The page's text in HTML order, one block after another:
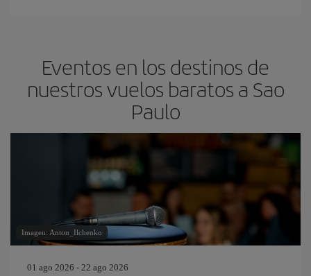
Eventos en los destinos de
nuestros vuelos baratos a Sao
Paulo
Imagen: Anton_Ilchenko
01 ago 2026 - 22 ago 2026